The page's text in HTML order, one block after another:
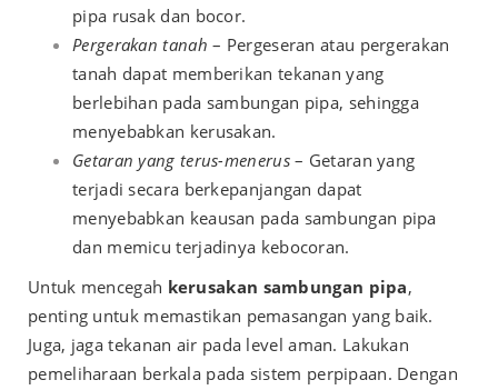
pipa rusak dan bocor.
Pergerakan tanah – Pergeseran atau pergerakan
tanah dapat memberikan tekanan yang
berlebihan pada sambungan pipa, sehingga
menyebabkan kerusakan.
Getaran yang terus-menerus– Getaran yang
terjadi secara berkepanjangan dapat
menyebabkan keausan pada sambungan pipa
dan memicu terjadinya kebocoran.
Untuk mencegah kerusakan sambungan pipa,
penting untuk memastikan pemasangan yang baik.
Juga, jaga tekanan air pada level aman. Lakukan
pemeliharaan berkala pada sistem perpipaan. Dengan